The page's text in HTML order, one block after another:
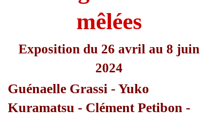
mêlées
Exposition du 26 avril au 8 juin
2024
Guénaelle Grassi - Yuko
Kuramatsu - Clément Petibon -